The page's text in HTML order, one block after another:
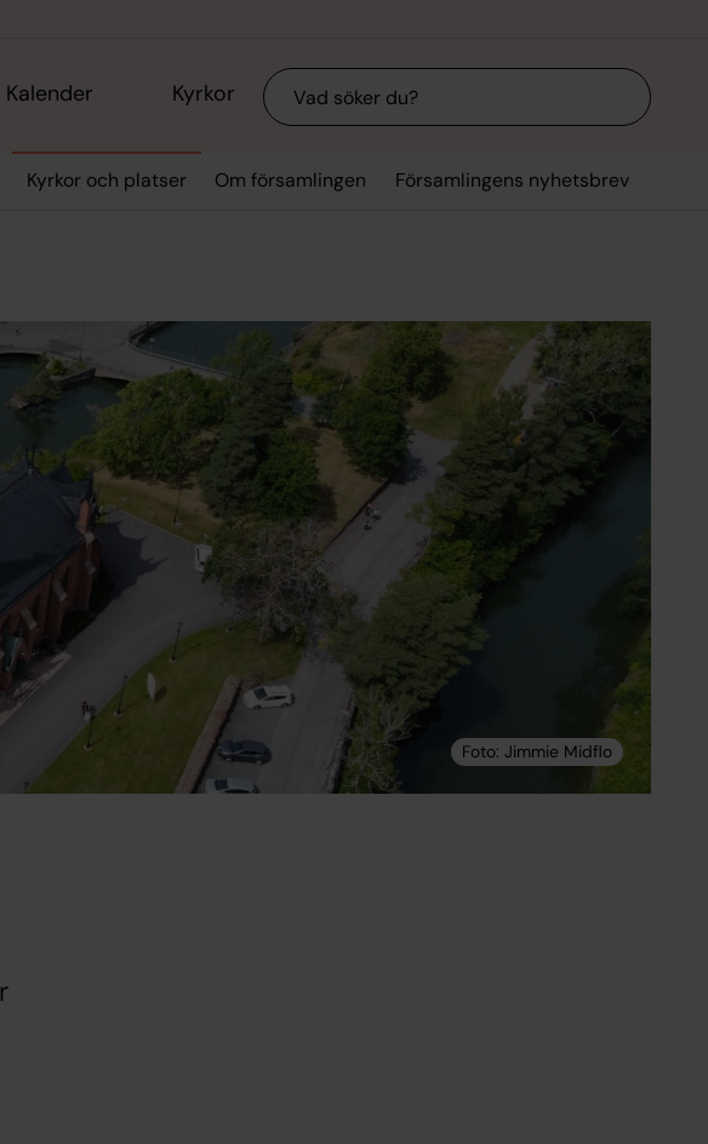
Kalender Kyrkor Sök
Kyrkor och platser Om församlingen Församlingens nyhetsbrev